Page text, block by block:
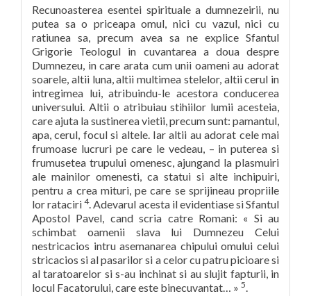
Recunoasterea esentei spirituale a dumnezeirii, nu
putea sa o priceapa omul, nici cu vazul, nici cu
ratiunea sa, precum avea sa ne explice Sfantul
Grigorie Teologul in cuvantarea a doua despre
Dumnezeu, in care arata cum unii oameni au adorat
soarele, altii luna, altii multimea stelelor, altii cerul in
intregimea lui, atribuindu-le acestora conducerea
universului. Altii o atribuiau stihiilor lumii acesteia,
care ajuta la sustinerea vietii, precum sunt: pamantul,
apa, cerul, focul si altele. Iar altii au adorat cele mai
frumoase lucruri pe care le vedeau, – in puterea si
frumusetea trupului omenesc, ajungand la plasmuiri
ale mainilor omenesti, ca statui si alte inchipuiri,
pentru a crea mituri, pe care se sprijineau propriile
lor rataciri4. Adevarul acesta il evidentiase si Sfantul
Apostol Pavel, cand scria catre Romani: « Si au
schimbat oamenii slava lui Dumnezeu Celui
nestricacios intru asemanarea chipului omului celui
stricacios si al pasarilor si a celor cu patru picioare si
al taratoarelor si s-au inchinat si au slujit fapturii, in
locul Facatorului, care este binecuvantat… » 5.